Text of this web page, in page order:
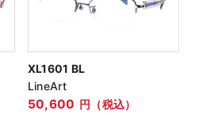
XL1601 BL
LineArt
50,600 円（税込）